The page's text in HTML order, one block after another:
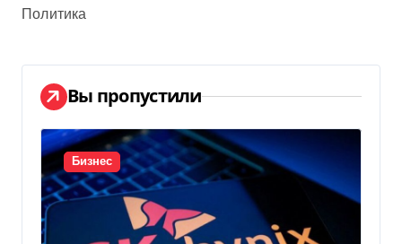
Политика
Вы пропустили
Бизнес